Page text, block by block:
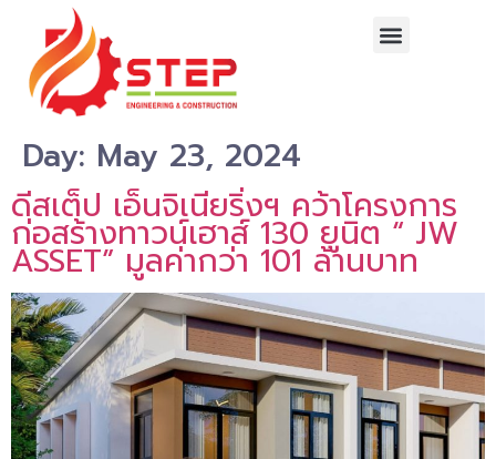
Day: May 23, 2024
ดีสเต็ป เอ็นจิเนียริ่งฯ คว้าโครงการ
ก่อสร้างทาวน์เฮาส์ 130 ยูนิต “ JW
ASSET” มูลค่ากว่า 101 ล้านบาท